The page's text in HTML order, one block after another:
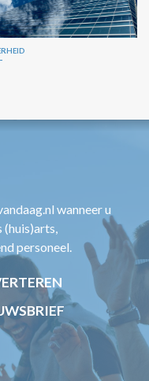
wanneer u
(huis)arts,
personeel.